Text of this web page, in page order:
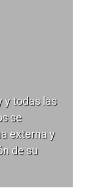
y todas las
se
externa y
de su